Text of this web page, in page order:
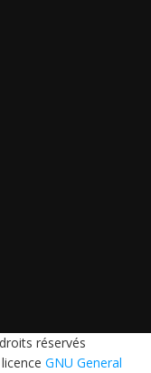
réservés
GNU General